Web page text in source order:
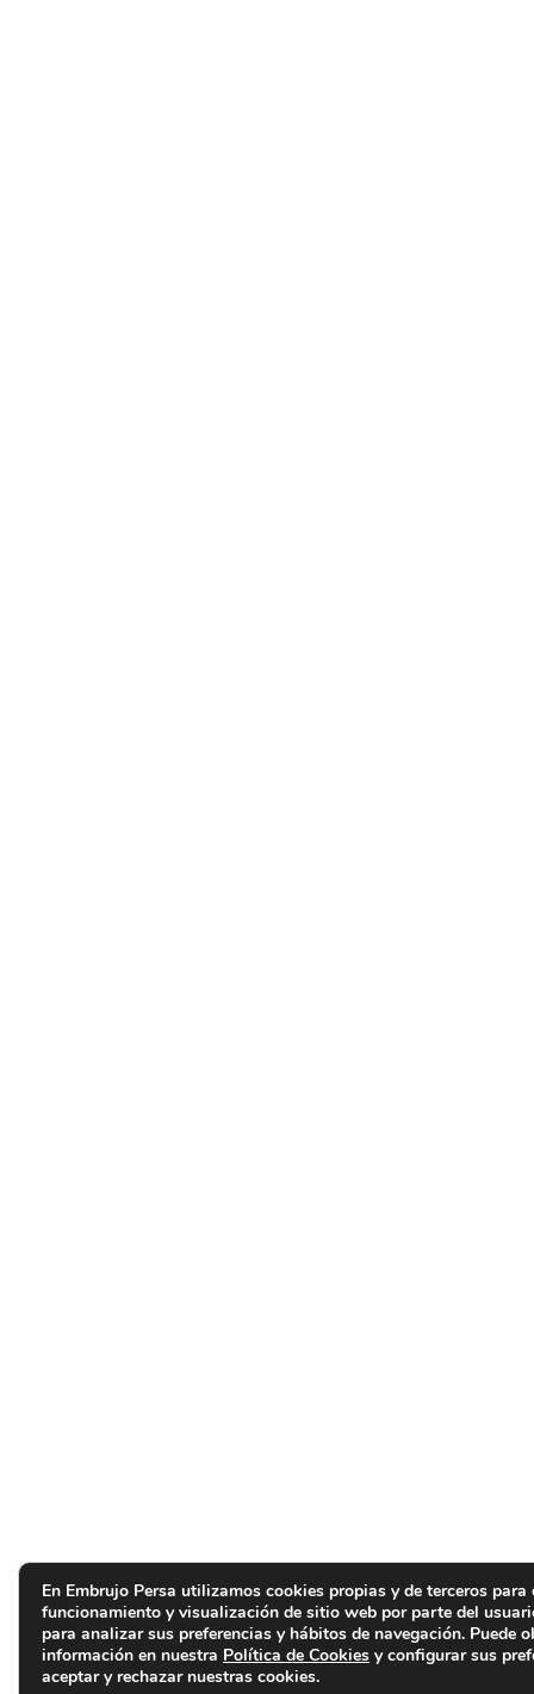
En Embrujo Persa utilizamos cookies propias y de terceros para
funcionamiento y visualización de sitio web por parte del
para analizar sus preferencias y hábitos de navegación. Puede
información en nuestra Política de Cookies y configurar sus
aceptar y rechazar nuestras cookies.